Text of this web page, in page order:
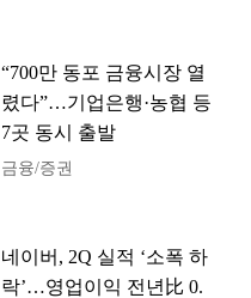
“700만 동포 금융시장 열
렸다”…기업은행·농협 등
7곳 동시 출발
금융/증권
네이버, 2Q 실적 ‘소폭 하
락’…영업이익 전년比 0.